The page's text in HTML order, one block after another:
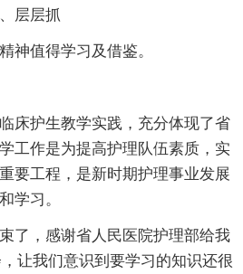
层层抓
值得学习及借鉴。
护生教学实践，充分体现了省
工作是为提高护理队伍素质，实
要工程，是新时期护理事业发展
学习。
，感谢省人民医院护理部给我
让我们意识到要学习的知识还很